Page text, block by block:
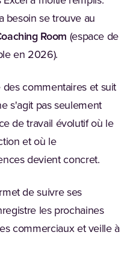
besoin se trouve au
Room (espace de
en 2026).
des commentaires et suit
s'agit pas seulement
de travail évolutif où le
et où le
devient concret.
de suivre ses
les prochaines
commerciaux et veille à